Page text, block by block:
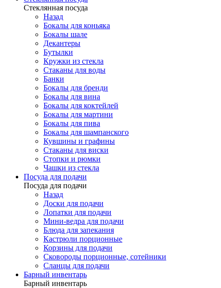
Стеклянная посуда
Назад
Бокалы для коньяка
Бокалы шале
Декантеры
Бутылки
Кружки из стекла
Стаканы для воды
Банки
Бокалы для бренди
Бокалы для вина
Бокалы для коктейлей
Бокалы для мартини
Бокалы для пива
Бокалы для шампанского
Кувшины и графины
Стаканы для виски
Стопки и рюмки
Чашки из стекла
Посуда для подачи
Посуда для подачи
Назад
Доски для подачи
Лопатки для подачи
Мини-ведра для подачи
Блюда для запекания
Кастрюли порционные
Корзины для подачи
Сковороды порционные, сотейники
Сланцы для подачи
Барный инвентарь
Барный инвентарь